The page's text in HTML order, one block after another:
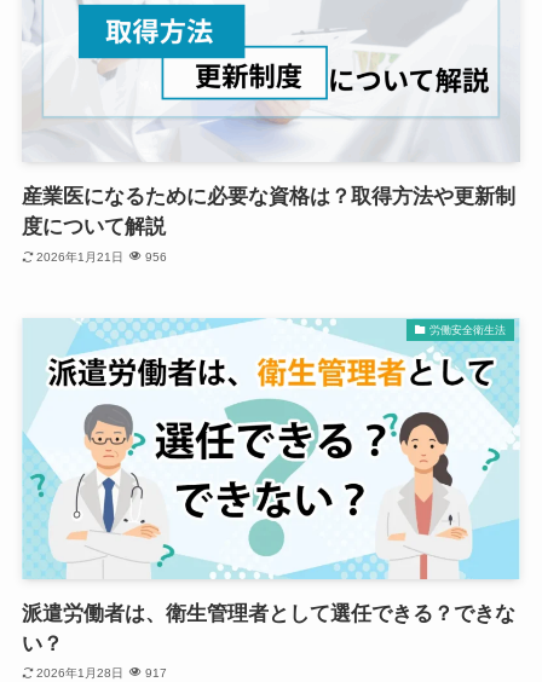
産業医になるために必要な資格は？取得方法や更新制
度について解説
2026年1月21日 956
労働安全衛生法
派遣労働者は、衛生管理者として選任できる？できな
い？
2026年1月28日 917